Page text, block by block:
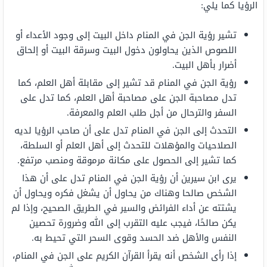
الرؤيا كما يلي:
تشير رؤية الجن في المنام داخل البيت إلى وجود الأعداء أو
اللصوص الذين يحاولون دخول البيت وسرقة البيت أو إلحاق
أضرار بأهل البيت.
رؤية الجن في المنام قد تشير إلى مقابلة أهل العلم، كما
تدل مصاحبة الجن على مصاحبة أهل العلم، كما تدل على
السفر والترحال من أجل طلب العلم والمعرفة.
التحدث إلى الجن في المنام تدل على أن صاحب الرؤيا لديه
الصلاحيات والمؤهلات للتحدث إلى أهل العلم أو السلطة،
كما تشير إلى الحصول على مكانة مرموقة ومنصب مرتفع.
يرى ابن سيرين أن رؤية الجن في المنام تدل على أن هذا
الشخص صالحا وهناك من يحاول أن يشغل فكره ويحاول أن
يشتته عن أداء الفرائض والسير في الطريق الصحيح، وإذا لم
يكن صالحًا، فيجب عليه التقرب إلى الله وضرورة تحصين
النفس والأهل ضد الحسد وقوى السحر التي تحيط به.
إذا رأى الشخص أنه يقرأ القرآن الكريم على الجن في المنام،